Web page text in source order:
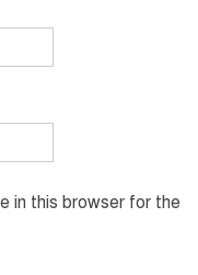
in this browser for the